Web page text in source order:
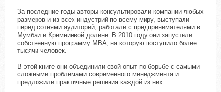
За последние годы авторы консультировали компании любых
размеров и из всех индустрий по всему миру, выступали
перед сотнями аудиторий, работали с предпринимателями в
Мумбаи и Кремниевой долине. В 2010 году они запустили
собственную программу MBA, на которую поступило более
тысячи человек.
В этой книге они объединили свой опыт по борьбе с самыми
сложными проблемами современного менеджмента и
предложили практичные решения каждой из них.